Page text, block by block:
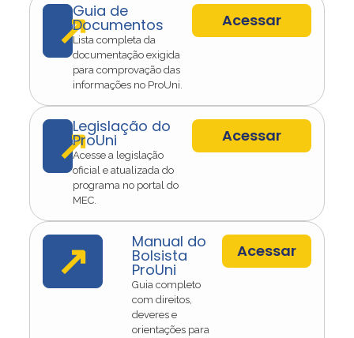
↗
Guia de
Documentos
Lista completa da
documentação exigida
para comprovação das
informações no ProUni.
Acessar
↗
Legislação do
ProUni
Acesse a legislação
oficial e atualizada do
programa no portal do
MEC.
Acessar
↗ Manual do
Bolsista
ProUni
Guia completo
com direitos,
deveres e
orientações para
Acessar